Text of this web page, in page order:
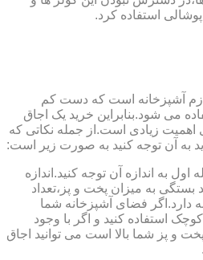
استفاده کرد.
آشپزخانه است که دست کم
می شود.بنابراین خرید یک اجاق
اهمیت زیادی است.از جمله نکاتی که
به آن توجه کنید به صورت زیر است:
اول به اندازه آن توجه کنید.اندازه
بستگی به میزان پخت و پز،تعداد
دارد.اگر فضای آشپزخانه شما
استفاده کنید و اگر با وجود
و پز شما بالا است می توانید اجاق